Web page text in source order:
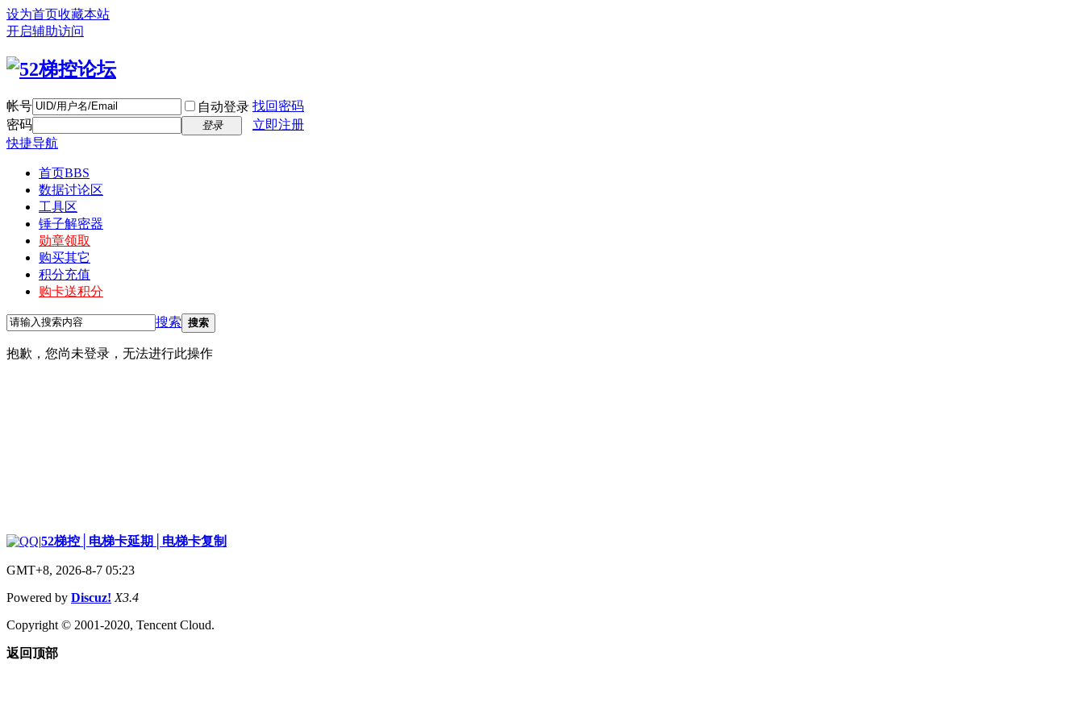
设为首页收藏本站
开启辅助访问
帐号 自动登录 找回密码
密码
登录
立即注册
快捷导航
首页BBS
数据讨论区
工具区
锤子解密器
勋章领取
购买其它
积分充值
购卡送积分
搜索 搜索
抱歉，您尚未登录，无法进行此操作
|52梯控│电梯卡延期│电梯卡复制
GMT+8, 2026-8-7 05:23
Powered by Discuz! X3.4
Copyright © 2001-2020, Tencent Cloud.
返回顶部